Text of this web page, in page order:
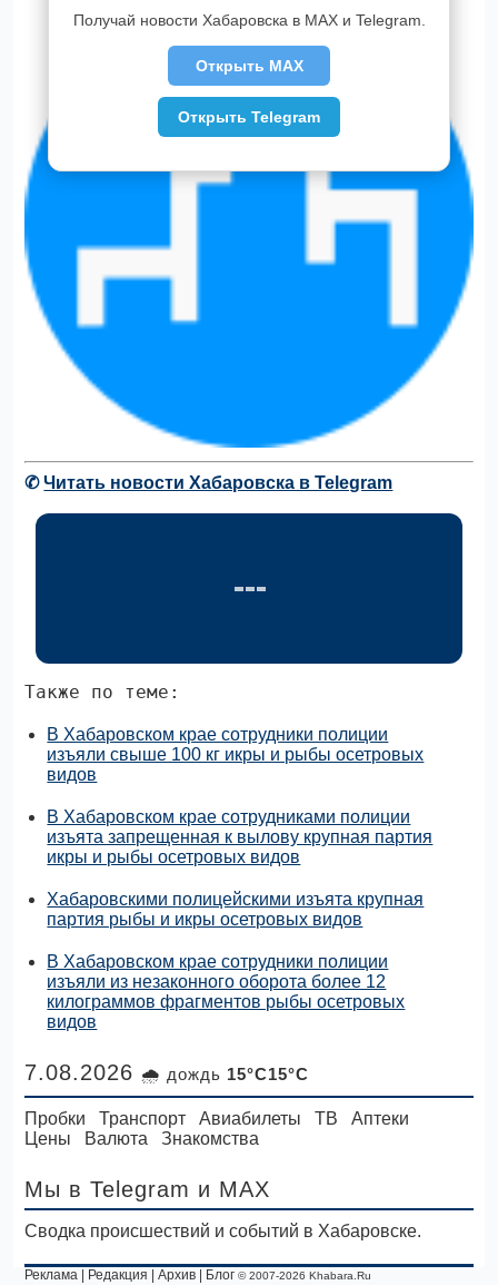
✆Читать новости Хабаровска в Telegram
Также по теме:
В Хабаровском крае сотрудники полиции
изъяли свыше 100 кг икры и рыбы осетровых
видов
В Хабаровском крае сотрудниками полиции
изъята запрещенная к вылову крупная партия
икры и рыбы осетровых видов
Хабаровскими полицейскими изъята крупная
партия рыбы и икры осетровых видов
В Хабаровском крае сотрудники полиции
изъяли из незаконного оборота более 12
килограммов фрагментов рыбы осетровых
видов
Получай новости Хабаровска в MAX и Telegram.
Открыть MAX
Открыть Telegram
7.08.2026 🌧 дождь 15°C15°C
Пробки Транспорт Авиабилеты ТВ
Аптеки
Цены
Валюта Знакомства
Мы в Telegram и MAX
Сводка происшествий и событий в Хабаровске.
Реклама Редакция |Архив Блог © 2007-2026 Khabara.Ru